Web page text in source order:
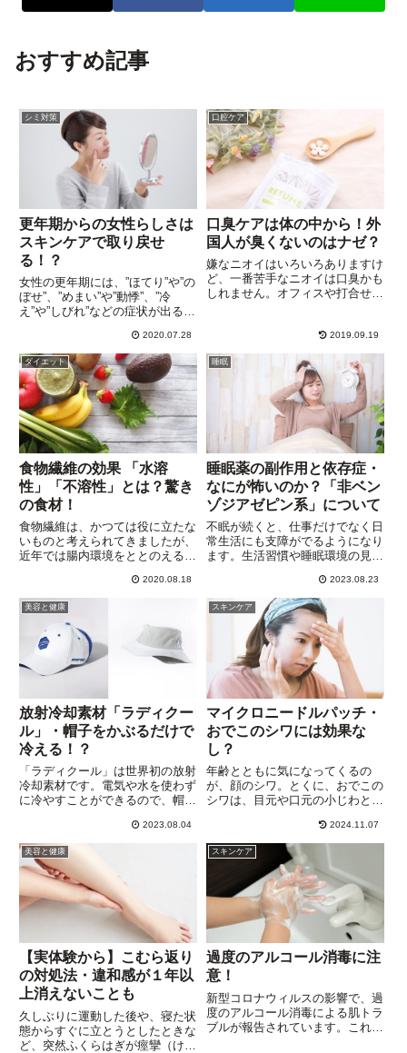
おすすめ記事
シミ対策
更年期からの女性らしさは
スキンケアで取り戻せ
る！？
女性の更年期には、”ほてり”や”の
ぼせ”、”めまい”や”動悸”、”冷
え”や”しびれ”などの症状が出るこ
よく眠れなかったり、気分が落ち
込むことも。これらの症状の他に
異常がなければ、更年期症状と呼
び、日常生活に支障...
2020.07.28
口腔ケア
口臭ケアは体の中から！外
国人が臭くないのはナゼ？
嫌なニオイはいろいろありますけ
ど、一番苦手なニオイは口臭かも
しれません。オフィスや打合せの
イは、とても強烈で、廊下などで
すれ違いざまに香ってくる体臭と
はまた別格。最悪なのは、同じ
空...
2019.09.19
ダイエット
食物繊維の効果 「水溶
性」「不溶性」とは？驚き
の食材！
食物繊維は、かつては役に立たな
いものと考えられてきましたが、
近年では腸内環境をととのえるの
いることがわかっています。しか
し、食物繊維の摂取量は、日本人
の食生活の変化によってかなり減
ってきているようです。大塚製
薬...
2020.08.18
睡眠
睡眠薬の副作用と依存症・
なにが怖いのか？「非ベン
ゾジアゼピン系」について
不眠が続くと、仕事だけでなく日
常生活にも支障がでるようになり
ます。生活習慣や睡眠環境の見直
が改善しなければ、睡眠薬を飲ん
でみようかな・・と。そのときに
頭をよぎるのが、依存症などへの
不安。睡眠薬の副作用などにつ
2023.08.23
美容と健康
放射冷却素材「ラディクー
ル」・帽子をかぶるだけで
冷える！？
「ラディクール」は世界初の放射
冷却素材です。電気や水を使わず
に冷やすことができるので、帽子
建物の外装などにも使われはじめ
ています。「ラディクール」素材
の冷却効果について、帽子を他社
製品を同じ状況で比較したとこ
ろ...
2023.08.04
スキンケア
マイクロニードルパッチ・
おでこのシワには効果な
し？
年齢とともに気になってくるの
が、顔のシワ。とくに、おでこの
シワは、目元や口元の小じわとく
す。マスクをする機会が多くなっ
たことも、理由の一つかもしれま
せん。おでこのシワは、目を大き
く見開いたり、上目遣いでモノを
2024.11.07
美容と健康
【実体験から】こむら返り
の対処法・違和感が１年以
上消えないことも
久しぶりに運動した後や、寝た状
態からすぐに立とうとしたときな
ど、突然ふくらはぎが痙攣（けい
スキンケア
過度のアルコール消毒に注
意！
新型コロナウィルスの影響で、過
度のアルコール消毒による肌トラ
ブルが報告されています。これま